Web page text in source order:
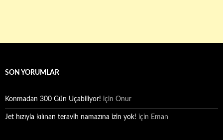
SON YORUMLAR
Konmadan 300 Gün Uçabiliyor! için Onur
Jet hızıyla kılınan teravih namazına izin yok! için Eman